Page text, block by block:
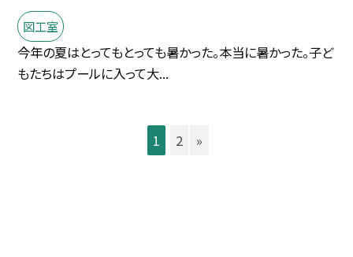
図工室
今年の夏はとってもとっても暑かった。本当に暑かった。子ど
もたちはプールに入って大...
1 2 »